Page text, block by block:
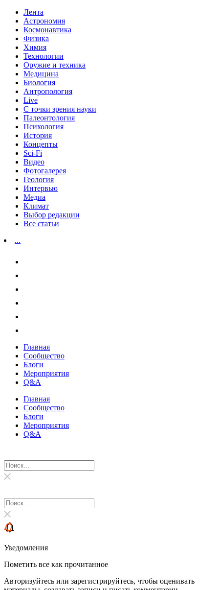
Лента
Астрономия
Космонавтика
Физика
Химия
Технологии
Оружие и техника
Медицина
Биология
Антропология
Live
С точки зрения науки
Палеонтология
Психология
История
Концепты
Sci-Fi
Видео
Фотогалерея
Геология
Интервью
Медиа
Климат
Выбор редакции
Все статьи
...
Главная
Сообщество
Блоги
Мероприятия
Q&A
Главная
Сообщество
Блоги
Мероприятия
Q&A
Уведомления
Пометить все как прочитанное
Авторизуйтесь или зарегистрируйтесь, чтобы оценивать